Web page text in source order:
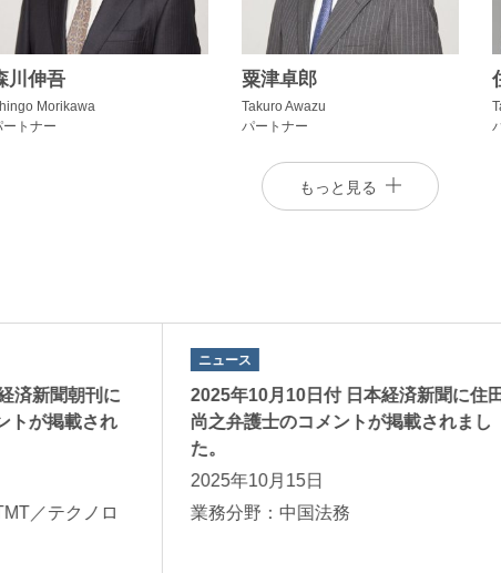
川伸吾
Morikawa
ートナー
粟津卓郎
Takuro Awazu
パートナー
黒早耶香
Eguro
李小龍
Xiaolong Li
もっと見る
済新聞朝刊に
トが掲載され
／テクノロ
ニュース
2025年10月10日付 日本経済新聞に住田
尚之弁護士のコメントが掲載されまし
た。
2025年10月15日
業務分野：中国法務